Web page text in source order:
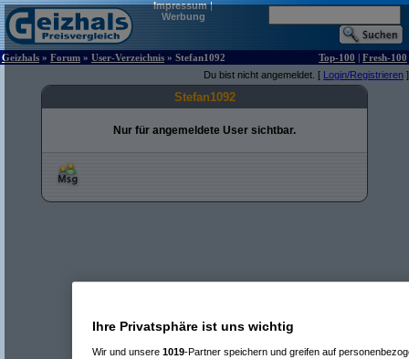
Impressum|
Werbung
Geizhals » Forum » User-Verzeichnis » Stefan1092 Top-100 | Fresh-100
Du bist nicht angemeldet. [ Login/Registrieren ]
Stefan1092
Nur für angemeldete User sichtbar.
Ihre Privatsphäre ist uns wichtig
Wir und unsere 1019-Partner speichern und greifen auf